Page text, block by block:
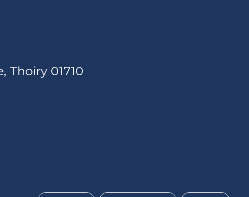
Thoiry 01710